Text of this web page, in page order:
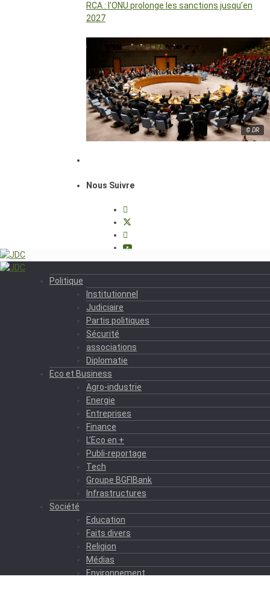
RCA : l’ONU prolonge les sanctions jusqu’en
2027
© DR
Nous Suivre
Politique
Institutionnel
Judiciaire
Partis politiques
Sécurité
associations
Diplomatie
Eco et Business
Agro-industrie
Energie
Entreprises
Finance
L’Eco en +
Publi-reportage
Tech
Groupe BGFIBank
Infrastructures
Société
Education
Faits divers
Religion
Médias
Environnement